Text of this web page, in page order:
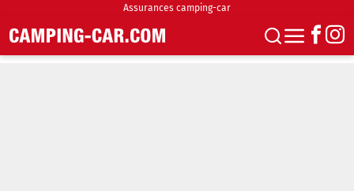
Assurances camping-car